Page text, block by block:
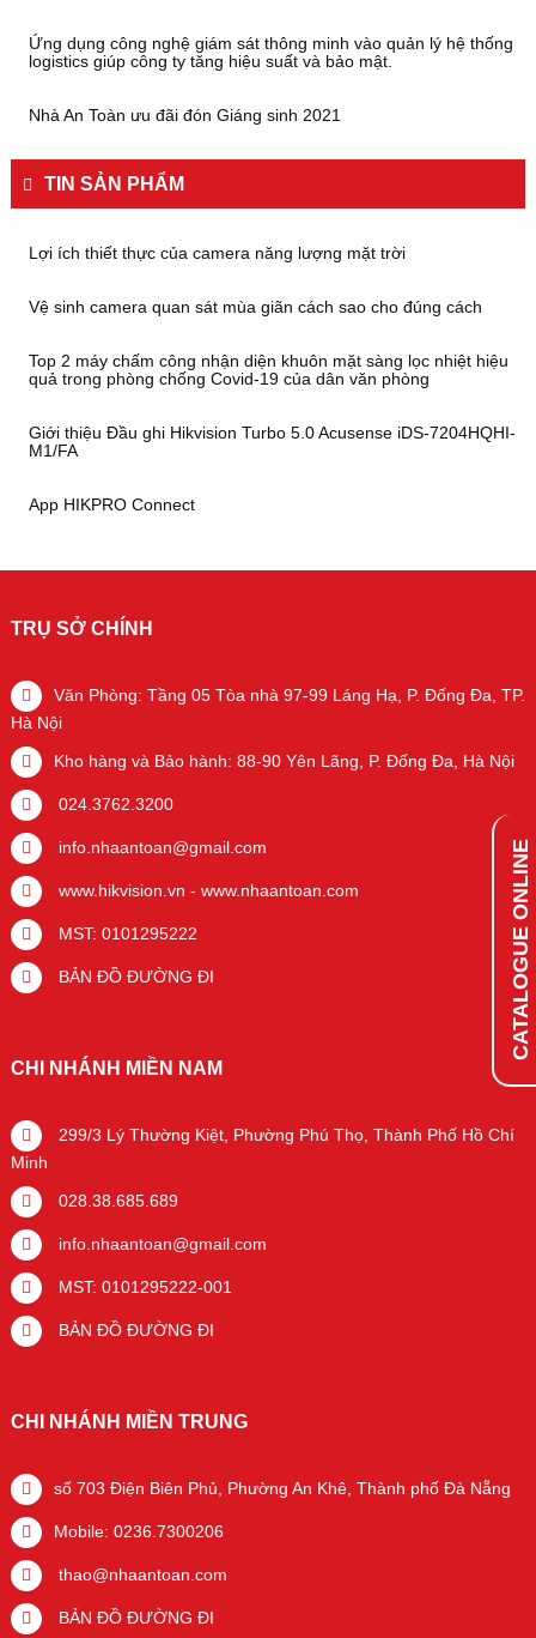
CATALOGUE ONLINE
Ứng dụng công nghệ giám sát thông minh vào quản lý hệ thống
logistics giúp công ty tăng hiệu suất và bảo mật.
Nhà An Toàn ưu đãi đón Giáng sinh 2021
TIN SẢN PHẨM
Lợi ích thiết thực của camera năng lượng mặt trời
Vệ sinh camera quan sát mùa giãn cách sao cho đúng cách
Top 2 máy chấm công nhận diện khuôn mặt sàng lọc nhiệt hiệu
quả trong phòng chống Covid-19 của dân văn phòng
Giới thiệu Đầu ghi Hikvision Turbo 5.0 Acusense iDS-7204HQHI-
M1/FA
App HIKPRO Connect
TRỤ SỞ CHÍNH
Văn Phòng: Tầng 05 Tòa nhà 97-99 Láng Hạ, P. Đống Đa, TP.
Hà Nội
Kho hàng và Bảo hành: 88-90 Yên Lãng, P. Đống Đa, Hà Nội
024.3762.3200
info.nhaantoan@gmail.com
www.hikvision.vn - www.nhaantoan.com
MST: 0101295222
BẢN ĐỒ ĐƯỜNG ĐI
CHI NHÁNH MIỀN NAM
299/3 Lý Thường Kiệt, Phường Phú Thọ, Thành Phố Hồ Chí
Minh
028.38.685.689
info.nhaantoan@gmail.com
MST: 0101295222-001
BẢN ĐỒ ĐƯỜNG ĐI
CHI NHÁNH MIỀN TRUNG
số 703 Điện Biên Phủ, Phường An Khê, Thành phố Đà Nẵng
Mobile: 0236.7300206
thao@nhaantoan.com
BẢN ĐỒ ĐƯỜNG ĐI